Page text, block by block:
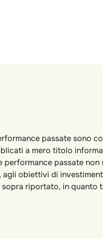
passate sono
a mero titolo
passate
obiettivi di
riportato, in